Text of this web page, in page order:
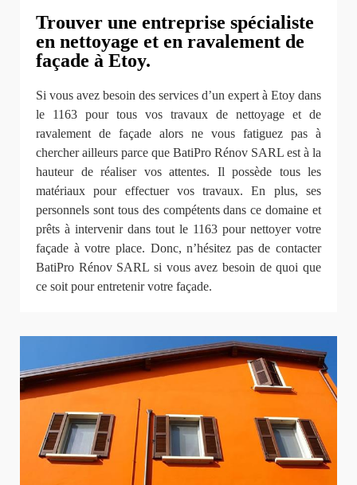
Trouver une entreprise spécialiste
en nettoyage et en ravalement de
façade à Etoy.
Si vous avez besoin des services d’un expert à Etoy dans
le 1163 pour tous vos travaux de nettoyage et de
ravalement de façade alors ne vous fatiguez pas à
chercher ailleurs parce que BatiPro Rénov SARL est à la
hauteur de réaliser vos attentes. Il possède tous les
matériaux pour effectuer vos travaux. En plus, ses
personnels sont tous des compétents dans ce domaine et
prêts à intervenir dans tout le 1163 pour nettoyer votre
façade à votre place. Donc, n’hésitez pas de contacter
BatiPro Rénov SARL si vous avez besoin de quoi que
ce soit pour entretenir votre façade.